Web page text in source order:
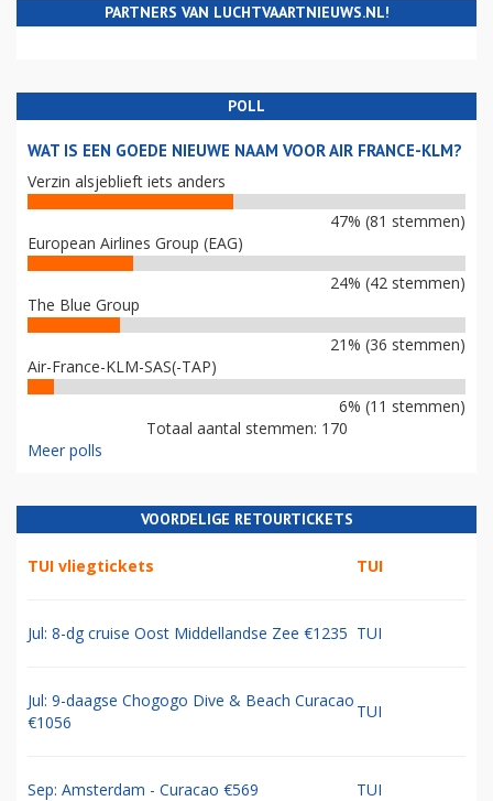
PARTNERS VAN LUCHTVAARTNIEUWS.NL!
POLL
WAT IS EEN GOEDE NIEUWE NAAM VOOR AIR FRANCE-KLM?
Verzin alsjeblieft iets anders
47% (81 stemmen)
European Airlines Group (EAG)
24% (42 stemmen)
The Blue Group
21% (36 stemmen)
Air-France-KLM-SAS(-TAP)
6% (11 stemmen)
Totaal aantal stemmen: 170
Meer polls
VOORDELIGE RETOURTICKETS
TUI vliegtickets TUI
Jul: 8-dg cruise Oost Middellandse Zee €1235 TUI
Jul: 9-daagse Chogogo Dive & Beach Curacao
€1056
TUI
Sep: Amsterdam - Curacao €569 TUI